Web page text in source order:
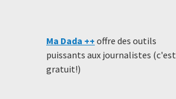
Ma Dada ++ offre des outils
puissants aux journalistes (c'est
gratuit!)